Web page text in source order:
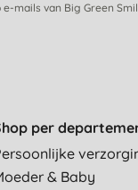
mails van Big Green
per
& Baby